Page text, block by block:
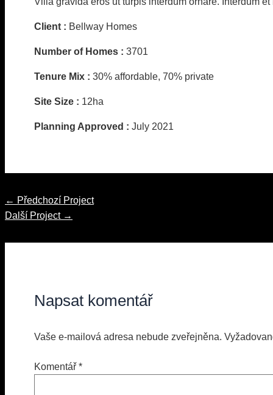
Client : Bellway Homes
Number of Homes : 3701
Tenure Mix : 30% affordable, 70% private
Site Size : 12ha
Planning Approved : July 2021
Navigace
pro
← Předchozí Project
Další Project →
Napsat komentář
Vaše e-mailová adresa nebude zveřejněna.
Komentář *